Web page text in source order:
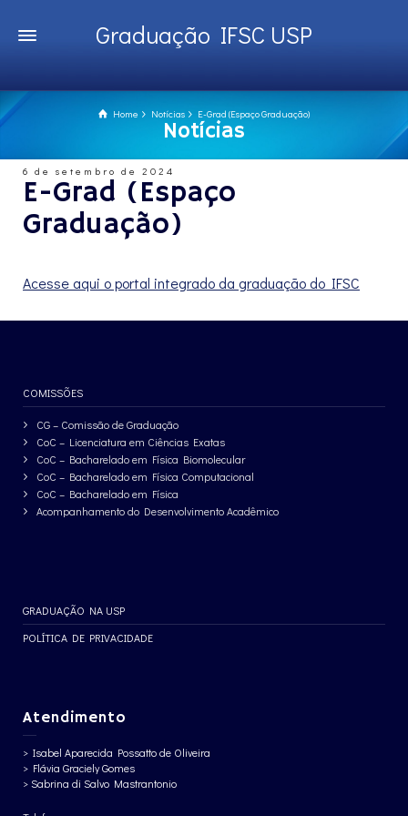
Graduação IFSC USP
Home Notícias E-Grad (Espaço Graduação)
Notícias
6 de setembro de 2024
E-Grad (Espaço
Graduação)
Acesse aqui o portal integrado da graduação do IFSC
COMISSÕES
CG – Comissão de Graduação
CoC – Licenciatura em Ciências Exatas
CoC – Bacharelado em Física Biomolecular
CoC – Bacharelado em Física Computacional
CoC – Bacharelado em Física
Acompanhamento do Desenvolvimento Acadêmico
GRADUAÇÃO NA USP
POLÍTICA DE PRIVACIDADE
Atendimento
> Isabel Aparecida Possatto de Oliveira
> Flávia Graciely Gomes
> Sabrina di Salvo Mastrantonio